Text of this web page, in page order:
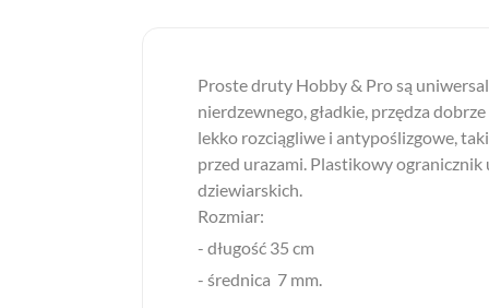
Proste druty Hobby & Pro są
nierdzewnego, gładkie, przędza
lekko rozciągliwe i antypoślizgowe,
przed urazami. Plastikowy
dziewiarskich.
Rozmiar:
- długość 35 cm
- średnica 7 mm.